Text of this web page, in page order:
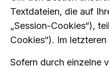
Textdateien, die auf
„Session-Cookies“),
Cookies“). Im
Sofern durch einzelne